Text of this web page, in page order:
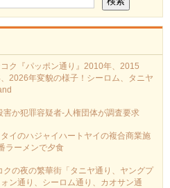
ク『パッポン通り』2010年、2015
2026年変貌の様子！シーロム、タニヤ
か犯罪容疑者-人権団体が調査要求
イのハジャイハートヤイの複合商業施
ラーメンで夕食
クの夜の繁華街「タニヤ通り、ヤングプ
ン通り、シーロム通り、カオサン通